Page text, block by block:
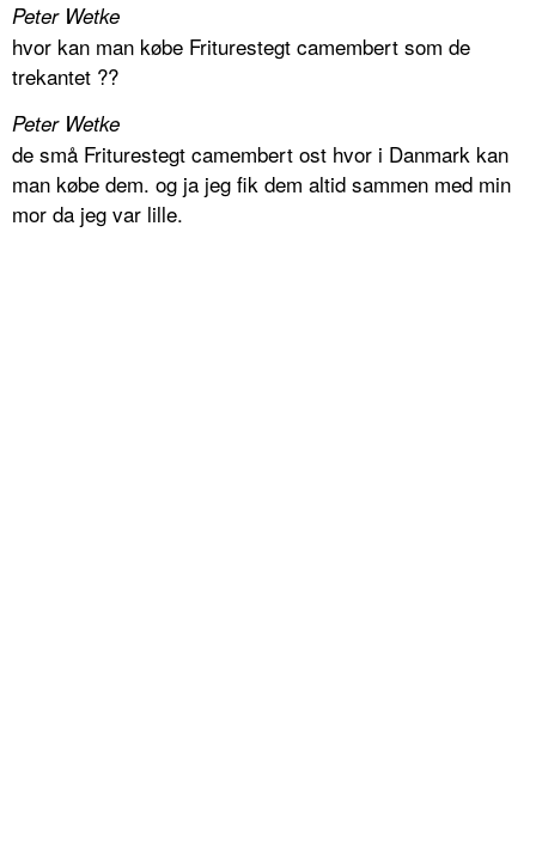
Peter Wetke
hvor kan man købe Friturestegt camembert som de
trekantet ??
Peter Wetke
de små Friturestegt camembert ost hvor i Danmark kan
man købe dem. og ja jeg fik dem altid sammen med min
mor da jeg var lille.